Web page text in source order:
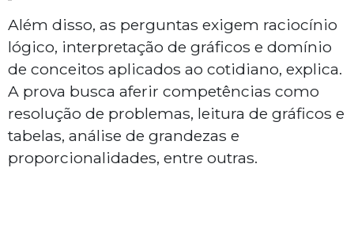
Além disso, as perguntas exigem raciocínio
lógico, interpretação de gráficos e domínio
de conceitos aplicados ao cotidiano, explica.
A prova busca aferir competências como
resolução de problemas, leitura de gráficos e
tabelas, análise de grandezas e
proporcionalidades, entre outras.